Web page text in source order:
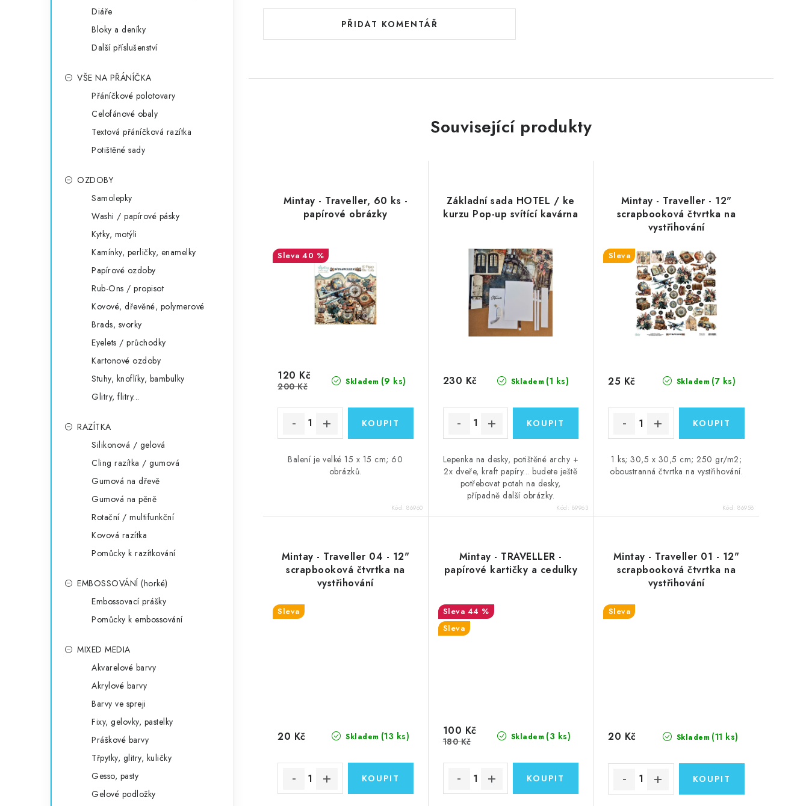
Diáře
Bloky a deníky
Další příslušenství
VŠE NA PŘÁNÍČKA
Přáníčkové polotovary
Celofánové obaly
Textová přáníčková razítka
Potištěné sady
OZDOBY
Samolepky
Washi / papírové pásky
Kytky, motýli
Kamínky, perličky, enamelky
Papírové ozdoby
Rub-Ons / propisot
Kovové, dřevěné, polymerové
Brads, svorky
Eyelets / průchodky
Kartonové ozdoby
Stuhy, knoflíky, bambulky
Glitry, flitry...
RAZÍTKA
Silikonová / gelová
Cling razítka / gumová
Gumová na dřevě
Gumová na pěně
Rotační / multifunkční
Kovová razítka
Pomůcky k razítkování
EMBOSSOVÁNÍ (horké)
Embossovací prášky
Pomůcky k embossování
MIXED MEDIA
Akvarelové barvy
Akrylové barvy
Barvy ve spreji
Fixy, gelovky, pastelky
Práškové barvy
Třpytky, glitry, kuličky
Gesso, pasty
Gelové podložky
PŘIDAT KOMENTÁŘ
Související produkty
Mintay - Traveller, 60 ks -
papírové obrázky
40 %
Skladem (9 ks)
120 Kč
200 Kč
Balení je velké 15 x 15 cm; 60
obrázků.
Kód:86960
Základní sada HOTEL / ke
kurzu Pop-up svítící kavárna
Skladem (1 ks)
230 Kč
Lepenka na desky, potištěné archy +
2x dveře, kraft papíry... budete ještě
potřebovat potah na desky,
případně další obrázky.
Kód: 89963
Mintay - Traveller - 12"
scrapbooková čtvrtka na
vystřihování
Sleva
Skladem (7 ks)
25 Kč
1 ks; 30,5 x 30,5 cm; 250 gr/m2;
oboustranná čtvrtka na vystřihování.
Kód:86958
Mintay - Traveller 04 - 12"
scrapbooková čtvrtka na
vystřihování
Sleva
Skladem (13 ks)
20 Kč
Mintay - TRAVELLER -
papírové kartičky a cedulky
44 %
Sleva
Skladem (3 ks)
100 Kč
180 Kč
Mintay - Traveller 01 - 12"
scrapbooková čtvrtka na
vystřihování
Sleva
Skladem (11 ks)
20 Kč